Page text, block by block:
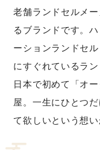
老舗ランドセルメ
るブランドです。
ーションランドセ
にすぐれているラン
日本で初めて「オ
屋。一生にひとつ
て欲しいという想い